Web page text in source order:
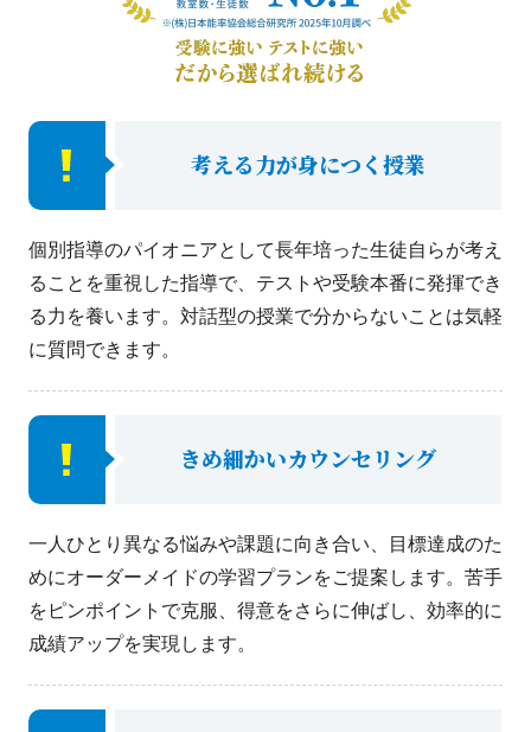
考える力が身につく授業
個別指導のパイオニアとして長年培った生徒自らが考え
ることを重視した指導で、テストや受験本番に発揮でき
る力を養います。対話型の授業で分からないことは気軽
に質問できます。
きめ細かいカウンセリング
一人ひとり異なる悩みや課題に向き合い、目標達成のた
めにオーダーメイドの学習プランをご提案します。苦手
をピンポイントで克服、得意をさらに伸ばし、効率的に
成績アップを実現します。